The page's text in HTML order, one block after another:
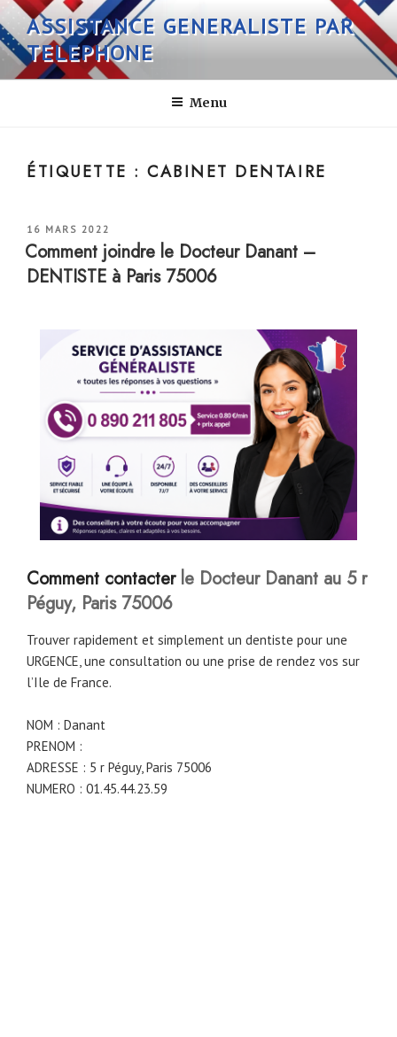
Aller
au
contenu
principal
ASSISTANCE GENERALISTE PAR
TELEPHONE
Menu
ÉTIQUETTE :CABINET DENTAIRE
PUBLIÉ
LE
16 MARS 2022
Comment joindre le Docteur Danant –
DENTISTE à Paris 75006
Comment contacterle Docteur Danant au 5 r
Péguy, Paris 75006
Trouver rapidement et simplement un dentiste pour une
URGENCE, une consultation ou une prise de rendez vos sur
l’Ile de France.
NOM : Danant
PRENOM :
ADRESSE : 5 r Péguy, Paris 75006
NUMERO : 01.45.44.23.59